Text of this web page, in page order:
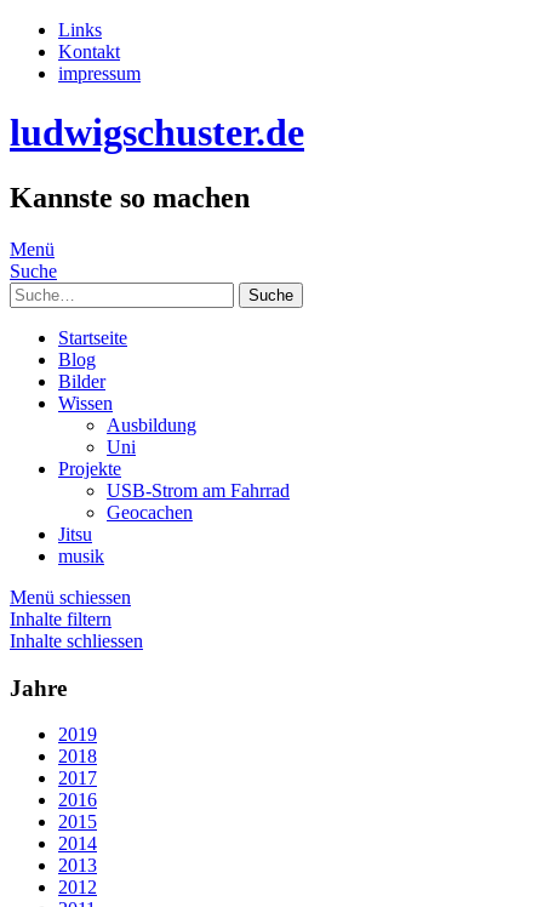
Links
Kontakt
impressum
ludwigschuster.de
Kannste so machen
Menü
Suche
Suche
Startseite
Blog
Bilder
Wissen
Ausbildung
Uni
Projekte
USB-Strom am Fahrrad
Geocachen
Jitsu
musik
Menü schiessen
Inhalte filtern
Inhalte schliessen
Jahre
2019
2018
2017
2016
2015
2014
2013
2012